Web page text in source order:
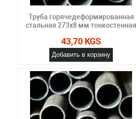
Труба горячедеформированная
стальная 273х8 мм тонкостенная
43,70 KGS
Добавить в корзину